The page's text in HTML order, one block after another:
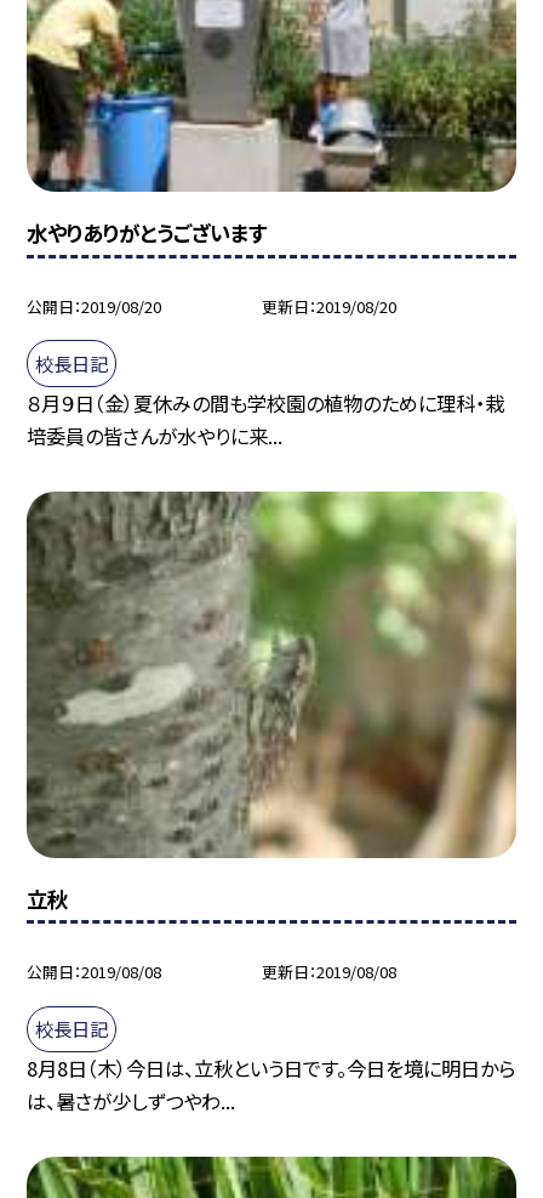
水やりありがとうございます
公開日 2019/08/20 更新日 2019/08/20
校長日記
８月９日（金）夏休みの間も学校園の植物のために理科・栽
培委員の皆さんが水やりに来...
立秋
公開日 2019/08/08 更新日 2019/08/08
校長日記
8月8日（木）今日は、立秋という日です。今日を境に明日から
は、暑さが少しずつやわ...